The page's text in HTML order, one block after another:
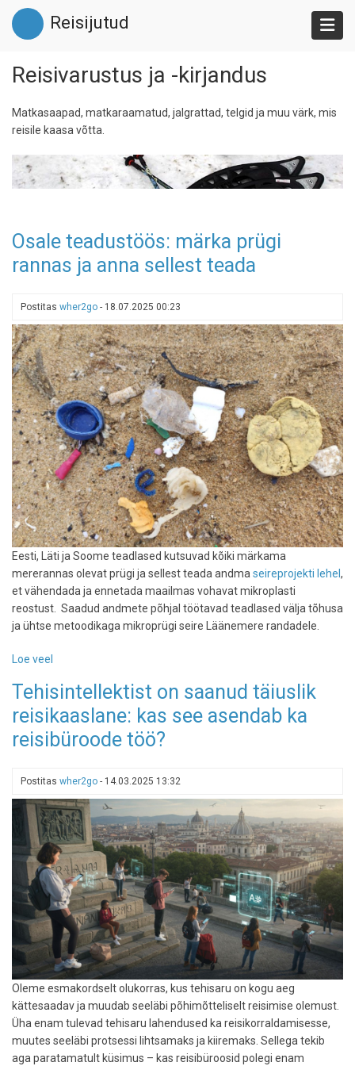
Liigu
edasi
põhisisu
Reisijutud
Reisivarustus ja -kirjandus
Matkasaapad, matkaraamatud, jalgrattad, telgid ja muu värk, mis
reisile kaasa võtta.
Osale teadustöös: märka prügi
rannas ja anna sellest teada
Postitas wher2go - 18.07.2025 00:23
Eesti, Läti ja Soome teadlased kutsuvad kõiki märkama
mererannas olevat prügi ja sellest teada andma seireprojekti lehel ,
et vähendada ja ennetada maailmas vohavat mikroplasti
reostust. Saadud andmete põhjal töötavad teadlased välja tõhusa
ja ühtse metoodikaga mikroprügi seire Läänemere randadele.
Loe veel
teadustöös:
märka
prügi
rannas
anna
sellest
teada
Tehisintellektist on saanud täiuslik
reisikaaslane: kas see asendab ka
reisibüroode töö?
Postitas wher2go - 14.03.2025 13:32
Oleme esmakordselt olukorras, kus tehisaru on kogu aeg
kättesaadav ja muudab seeläbi põhimõtteliselt reisimise olemust.
Üha enam tulevad tehisaru lahendused ka reisikorraldamisesse,
muutes seeläbi protsessi lihtsamaks ja kiiremaks. Sellega tekib
aga paratamatult küsimus – kas reisibüroosid polegi enam